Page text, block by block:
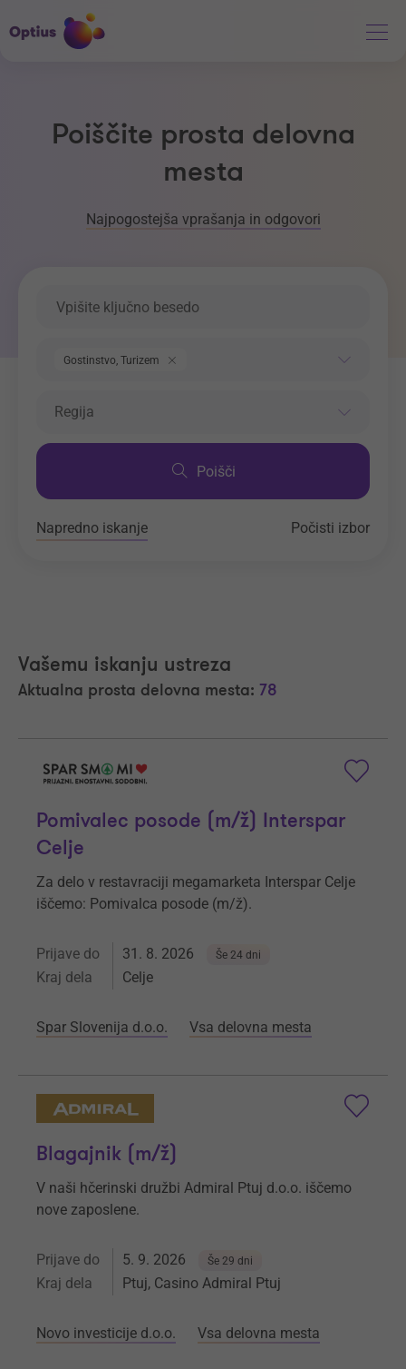
Poiščite prosta delovna
mesta
Najpogostejša vprašanja in odgovori
Gostinstvo, Turizem
Regija
Poišči
Napredno iskanje Počisti izbor
Vašemu iskanju ustreza
Aktualna prosta delovna mesta: 78
Pomivalec posode (m/ž) Interspar
Celje
Za delo v restavraciji megamarketa Interspar Celje
iščemo: Pomivalca posode (m/ž).
Prijave do 31. 8. 2026 Še 24 dni
Kraj dela Celje
Spar Slovenija d.o.o. Vsa delovna mesta
Blagajnik (m/ž)
V naši hčerinski družbi Admiral Ptuj d.o.o. iščemo
nove zaposlene.
Prijave do 5. 9. 2026 Še 29 dni
Kraj dela Ptuj, Casino Admiral Ptuj
Novo investicije d.o.o. Vsa delovna mesta